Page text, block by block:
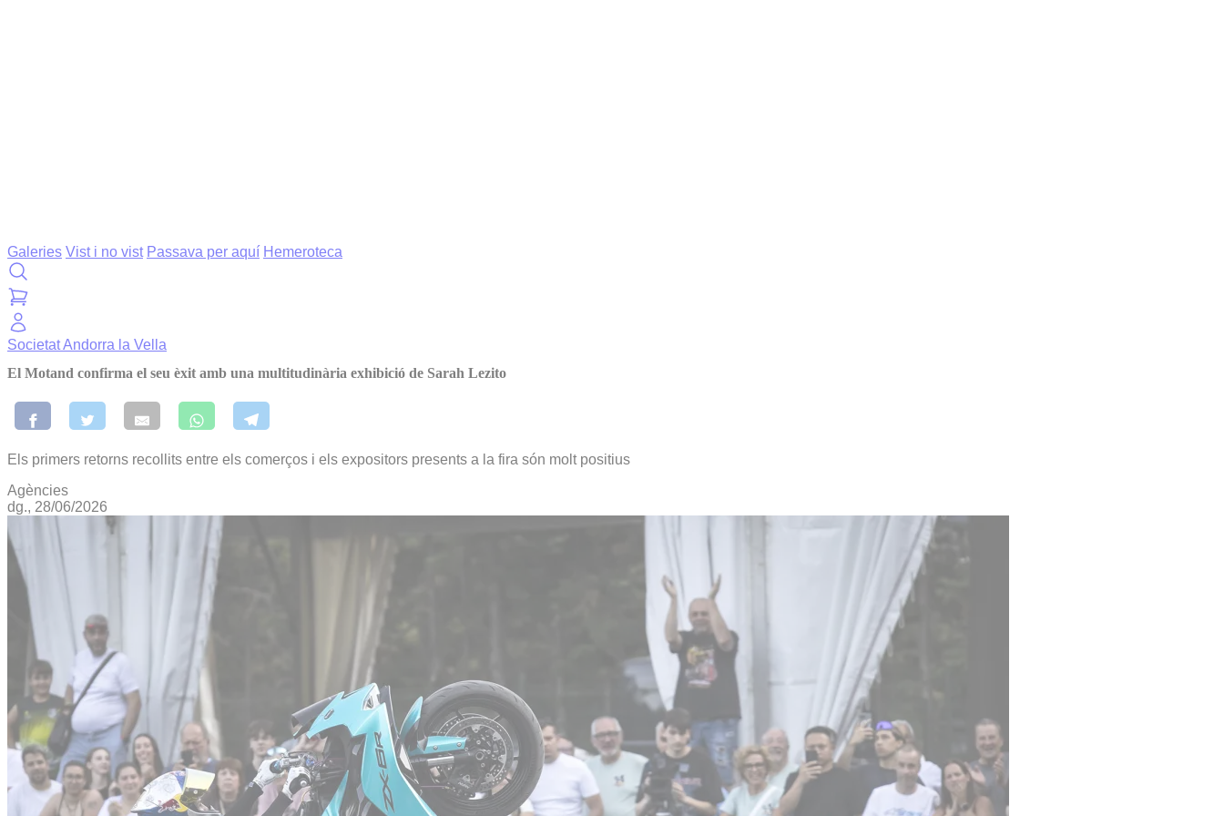
Galeries Vist i no vist Passava per aquí Hemeroteca
SocietatAndorra la Vella
El Motand confirma el seu èxit amb una multitudinària exhibició de Sarah Lezito
Els primers retorns recollits entre els comerços i els expositors presents a la fira són molt positius
Agències
dg., 28/06/2026